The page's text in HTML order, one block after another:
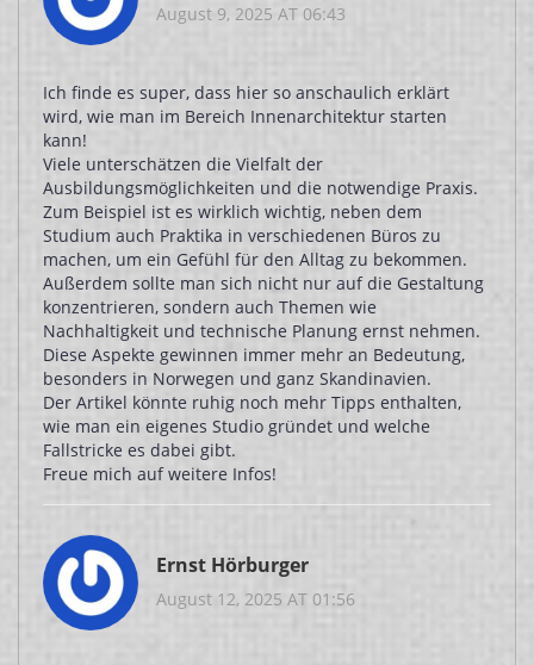
August 9, 2025 AT 06:43
Ich finde es super, dass hier so anschaulich erklärt
wird, wie man im Bereich Innenarchitektur starten
kann!
Viele unterschätzen die Vielfalt der
Ausbildungsmöglichkeiten und die notwendige Praxis.
Zum Beispiel ist es wirklich wichtig, neben dem
Studium auch Praktika in verschiedenen Büros zu
machen, um ein Gefühl für den Alltag zu bekommen.
Außerdem sollte man sich nicht nur auf die Gestaltung
konzentrieren, sondern auch Themen wie
Nachhaltigkeit und technische Planung ernst nehmen.
Diese Aspekte gewinnen immer mehr an Bedeutung,
besonders in Norwegen und ganz Skandinavien.
Der Artikel könnte ruhig noch mehr Tipps enthalten,
wie man ein eigenes Studio gründet und welche
Fallstricke es dabei gibt.
Freue mich auf weitere Infos!
Ernst Hörburger
August 12, 2025 AT 01:56